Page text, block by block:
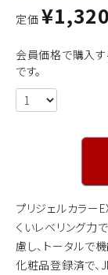
定価 ¥1,320
会員価格で購入
です。
プリジェルカラー
くいレベリング力
慮し、トータルで
化粧品登録済で、